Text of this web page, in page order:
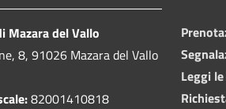
Mazara del Vallo
8, 91026 Mazara del Vallo
82001410818
Leggi